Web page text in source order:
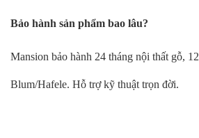
Bảo hành sản phẩm bao lâu?
Mansion bảo hành 24 tháng nội thất gỗ,
Blum/Hafele. Hỗ trợ kỹ thuật trọn đời.